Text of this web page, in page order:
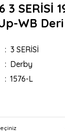
3 SERİSİ
WB
3 SERİSİ
Derby
1576-L